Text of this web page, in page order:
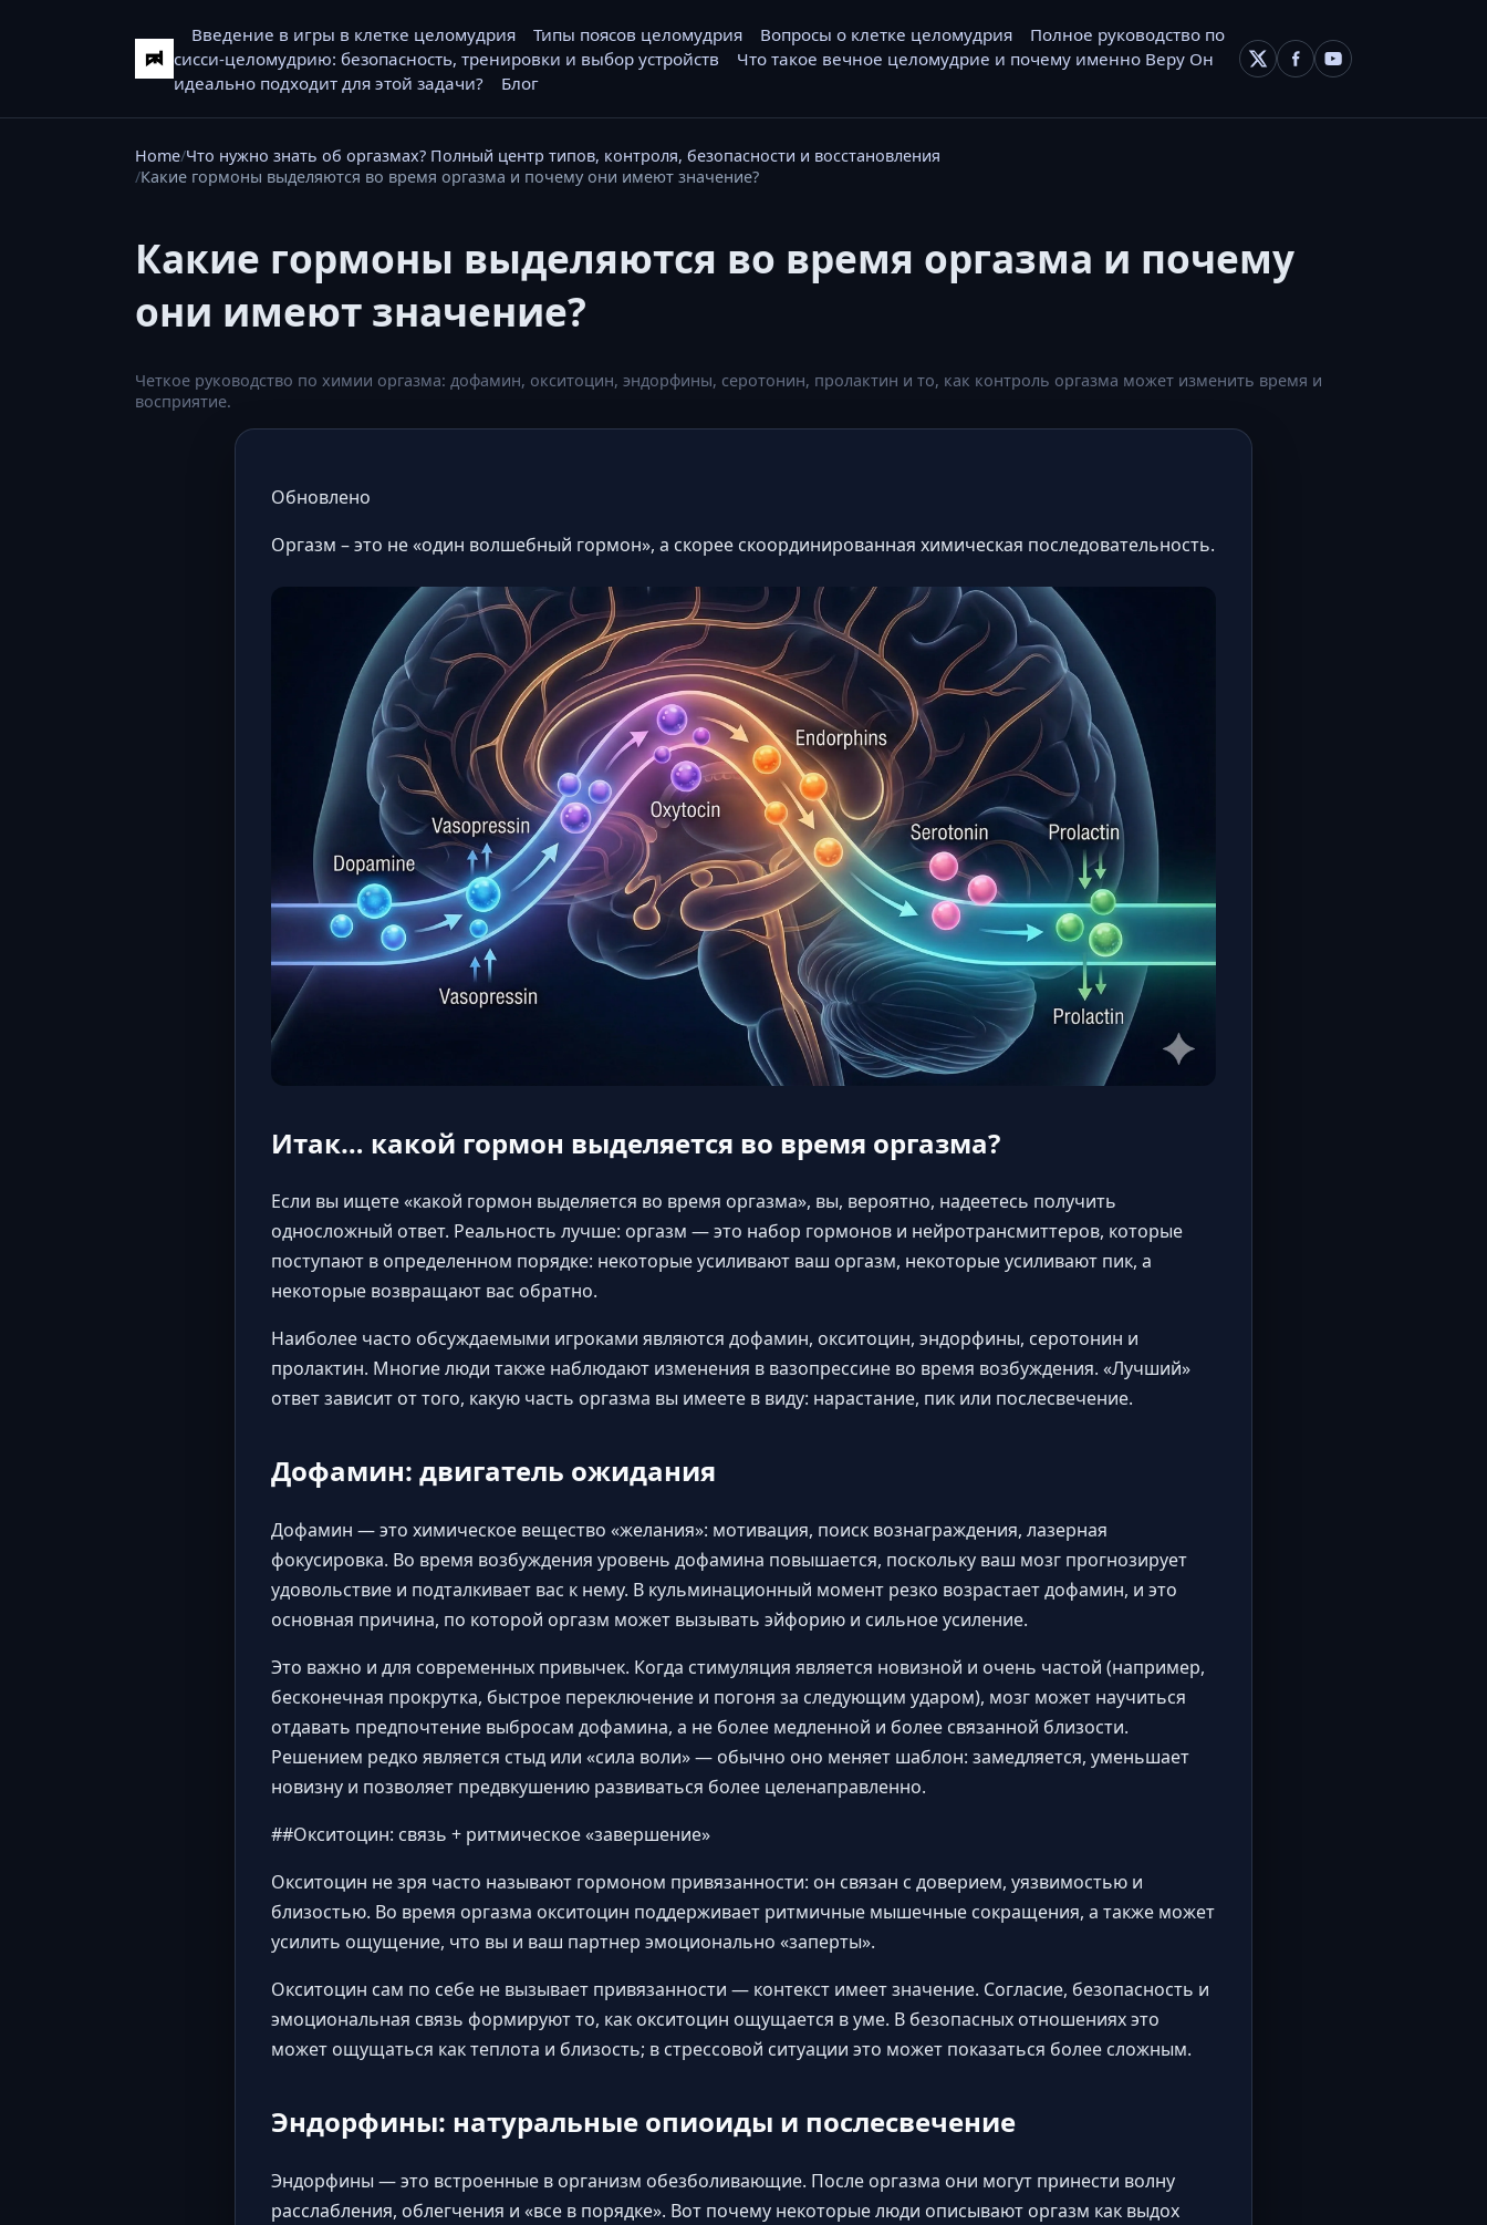
Введение в игры в клетке целомудрия Типы поясов целомудрия Вопросы о клетке целомудрия
Полное руководство по
сисси-целомудрию: безопасность, тренировки и выбор устройств
Что такое вечное целомудрие и почему именно Веру Он
идеально подходит для этой задачи?
Блог
Home Что нужно знать об оргазмах? Полный центр типов, контроля, безопасности и восстановления
Какие гормоны выделяются во время оргазма и почему они имеют значение?
Какие гормоны выделяются во время оргазма и почему
они имеют значение?
Четкое руководство по химии оргазма: дофамин, окситоцин, эндорфины, серотонин, пролактин и то, как контроль оргазма может изменить время и
восприятие.
Обновлено
Оргазм – это не «один волшебный гормон», а скорее скоординированная химическая последовательность.
Итак… какой гормон выделяется во время оргазма?
Если вы ищете «какой гормон выделяется во время оргазма», вы, вероятно, надеетесь получить
односложный ответ. Реальность лучше: оргазм — это набор гормонов и нейротрансмиттеров, которые
поступают в определенном порядке: некоторые усиливают ваш оргазм, некоторые усиливают пик, а
некоторые возвращают вас обратно.
Наиболее часто обсуждаемыми игроками являются дофамин, окситоцин, эндорфины, серотонин и
пролактин. Многие люди также наблюдают изменения в вазопрессине во время возбуждения. «Лучший»
ответ зависит от того, какую часть оргазма вы имеете в виду: нарастание, пик или послесвечение.
Дофамин: двигатель ожидания
Дофамин — это химическое вещество «желания»: мотивация, поиск вознаграждения, лазерная
фокусировка. Во время возбуждения уровень дофамина повышается, поскольку ваш мозг прогнозирует
удовольствие и подталкивает вас к нему. В кульминационный момент резко возрастает дофамин, и это
основная причина, по которой оргазм может вызывать эйфорию и сильное усиление.
Это важно и для современных привычек. Когда стимуляция является новизной и очень частой (например,
бесконечная прокрутка, быстрое переключение и погоня за следующим ударом), мозг может научиться
отдавать предпочтение выбросам дофамина, а не более медленной и более связанной близости.
Решением редко является стыд или «сила воли» — обычно оно меняет шаблон: замедляется, уменьшает
новизну и позволяет предвкушению развиваться более целенаправленно.
##Окситоцин: связь + ритмическое «завершение»
Окситоцин не зря часто называют гормоном привязанности: он связан с доверием, уязвимостью и
близостью. Во время оргазма окситоцин поддерживает ритмичные мышечные сокращения, а также может
усилить ощущение, что вы и ваш партнер эмоционально «заперты».
Окситоцин сам по себе не вызывает привязанности — контекст имеет значение. Согласие, безопасность и
эмоциональная связь формируют то, как окситоцин ощущается в уме. В безопасных отношениях это
может ощущаться как теплота и близость; в стрессовой ситуации это может показаться более сложным.
Эндорфины: натуральные опиоиды и послесвечение
Эндорфины — это встроенные в организм обезболивающие. После оргазма они могут принести волну
расслабления, облегчения и «все в порядке». Вот почему некоторые люди описывают оргазм как выдох